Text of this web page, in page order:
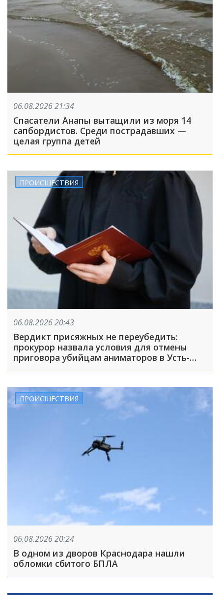
06.08.2026 21:34
Спасатели Анапы вытащили из моря 14
сапбордистов. Среди пострадавших —
целая группа детей
ПРОИСШЕСТВИЯ
06.08.2026 20:43
Вердикт присяжных не переубедить:
прокурор назвала условия для отмены
приговора убийцам аниматоров в Усть-
Лабинске
ПРОИСШЕСТВИЯ
06.08.2026 20:24
В одном из дворов Краснодара нашли
обломки сбитого БПЛА